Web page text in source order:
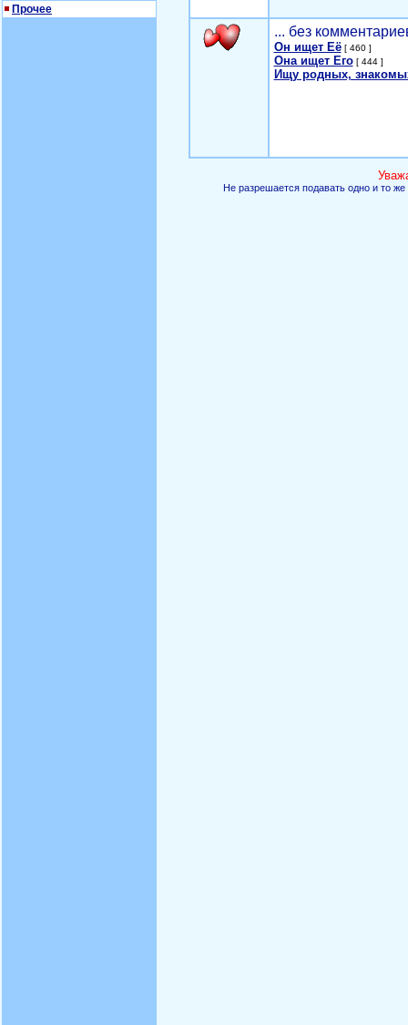
Прочее
... без
Он ищет Её[ 460 ]
Она ищет Его[ 444 ]
Ищу родных,
Не разрешается подавать одно и то